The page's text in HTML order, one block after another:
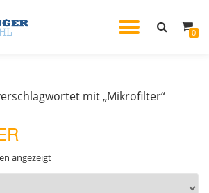
0
mit „Mikrofilter“
angezeigt